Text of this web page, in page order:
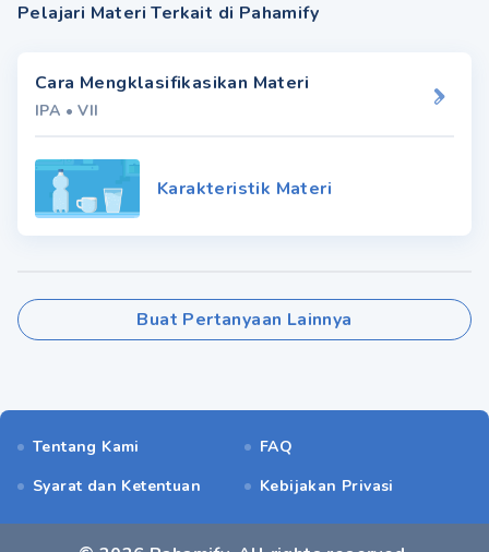
Pelajari Materi Terkait di Pahamify
Cara Mengklasifikasikan Materi
IPA •VII
Karakteristik Materi
Buat Pertanyaan Lainnya
Tentang Kami
FAQ
Syarat dan Ketentuan
Kebijakan Privasi